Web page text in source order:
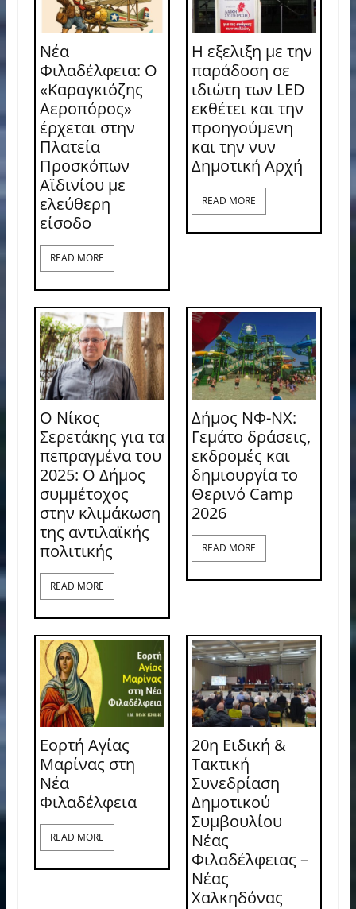
Νέα
Φιλαδέλφεια: Ο
«Καραγκιόζης
Αεροπόρος»
έρχεται στην
Πλατεία
Προσκόπων
Αϊδινίου με
ελεύθερη
είσοδο
READ MORE
Η εξελιξη με την
παράδοση σε
ιδιώτη των LED
εκθέτει και την
προηγούμενη
και την νυν
Δημοτική Αρχή
READ MORE
Ο Νίκος
Σερετάκης για τα
πεπραγμένα του
2025: Ο Δήμος
συμμέτοχος
στην κλιμάκωση
της αντιλαϊκής
πολιτικής
READ MORE
Δήμος ΝΦ-ΝΧ:
Γεμάτο δράσεις,
εκδρομές και
δημιουργία το
Θερινό Camp
2026
READ MORE
Εορτή Αγίας
Μαρίνας στη
Νέα
Φιλαδέλφεια
READ MORE
20η Ειδική &
Τακτική
Συνεδρίαση
Δημοτικού
Συμβουλίου
Νέας
Φιλαδέλφειας –
Νέας
Χαλκηδόνας